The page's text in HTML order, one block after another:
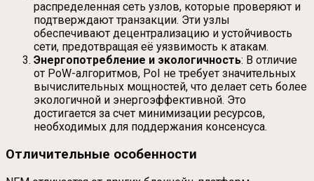
распределенная сеть узлов, которые проверяют и
подтверждают транзакции. Эти узлы
обеспечивают децентрализацию и устойчивость
сети, предотвращая её уязвимость к атакам.
Энергопотребление и экологичность: В отличие
от PoW-алгоритмов, PoI не требует значительных
вычислительных мощностей, что делает сеть более
экологичной и энергоэффективной. Это
достигается за счет минимизации ресурсов,
необходимых для поддержания консенсуса.
Отличительные особенности